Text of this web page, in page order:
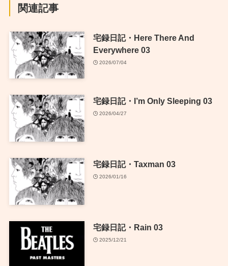
関連記事
宅録日記・Here There And
Everywhere 03
2026/07/04
宅録日記・I’m Only Sleeping 03
2026/04/27
宅録日記・Taxman 03
2026/01/16
宅録日記・Rain 03
2025/12/21